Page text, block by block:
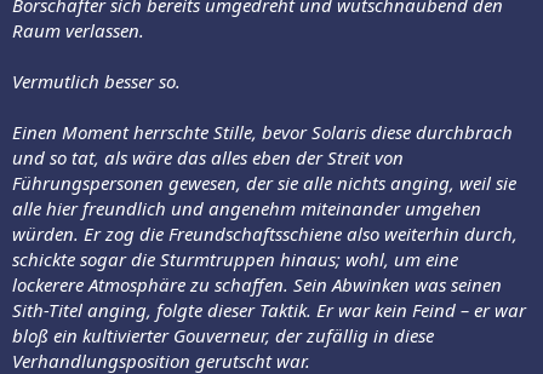
Borschafter sich bereits umgedreht und wutschnaubend den
Raum verlassen.
Vermutlich besser so.
Einen Moment herrschte Stille, bevor Solaris diese durchbrach
und so tat, als wäre das alles eben der Streit von
Führungspersonen gewesen, der sie alle nichts anging, weil sie
alle hier freundlich und angenehm miteinander umgehen
würden. Er zog die Freundschaftsschiene also weiterhin durch,
schickte sogar die Sturmtruppen hinaus; wohl, um eine
lockerere Atmosphäre zu schaffen. Sein Abwinken was seinen
Sith-Titel anging, folgte dieser Taktik. Er war kein Feind – er war
bloß ein kultivierter Gouverneur, der zufällig in diese
Verhandlungsposition gerutscht war.